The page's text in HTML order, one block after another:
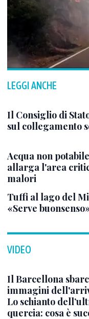
LEGGI ANCHE
Il Consiglio di
sul collegamento
Acqua non
allarga l'area
malori
Tuffi al lago del
«Serve
VIDEO
Il Barcellona
immagini
Lo schianto
quercia: cosa è